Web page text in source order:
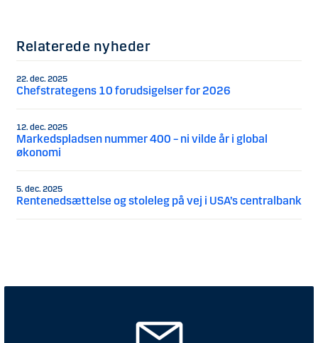
Relaterede nyheder
22. dec. 2025
Chefstrategens 10 forudsigelser for 2026
12. dec. 2025
Markedspladsen nummer 400 – ni vilde år i global
økonomi
5. dec. 2025
Rentenedsættelse og stoleleg på vej i USA’s centralbank